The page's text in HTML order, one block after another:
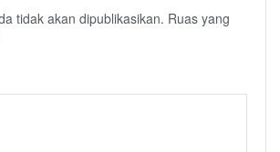
tidak akan dipublikasikan. Ruas yang